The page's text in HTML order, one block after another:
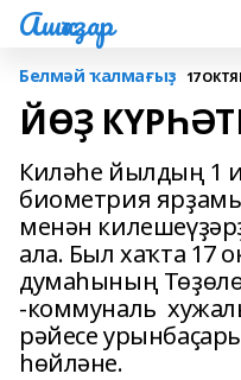
Ашҡаҙар
Белмәй ҡалмағыҙ 17
ЙӨҘ
Киләһе йылдың 1
биометрия
менән
ала. Был хаҡта 17
думаһының
-коммуналь
рәйесе
һөйләне.